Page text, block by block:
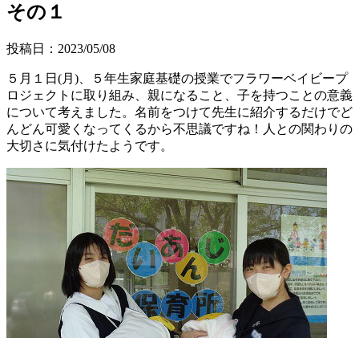
その１
投稿日：2023/05/08
５月１日(月)、５年生家庭基礎の授業でフラワーベイビープ
ロジェクトに取り組み、親になること、子を持つことの意義
について考えました。名前をつけて先生に紹介するだけでど
んどん可愛くなってくるから不思議ですね！人との関わりの
大切さに気付けたようです。